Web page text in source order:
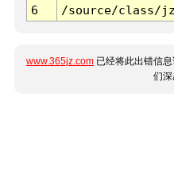
6
/source/class/
www.365jz.com 已经将此出错信
们